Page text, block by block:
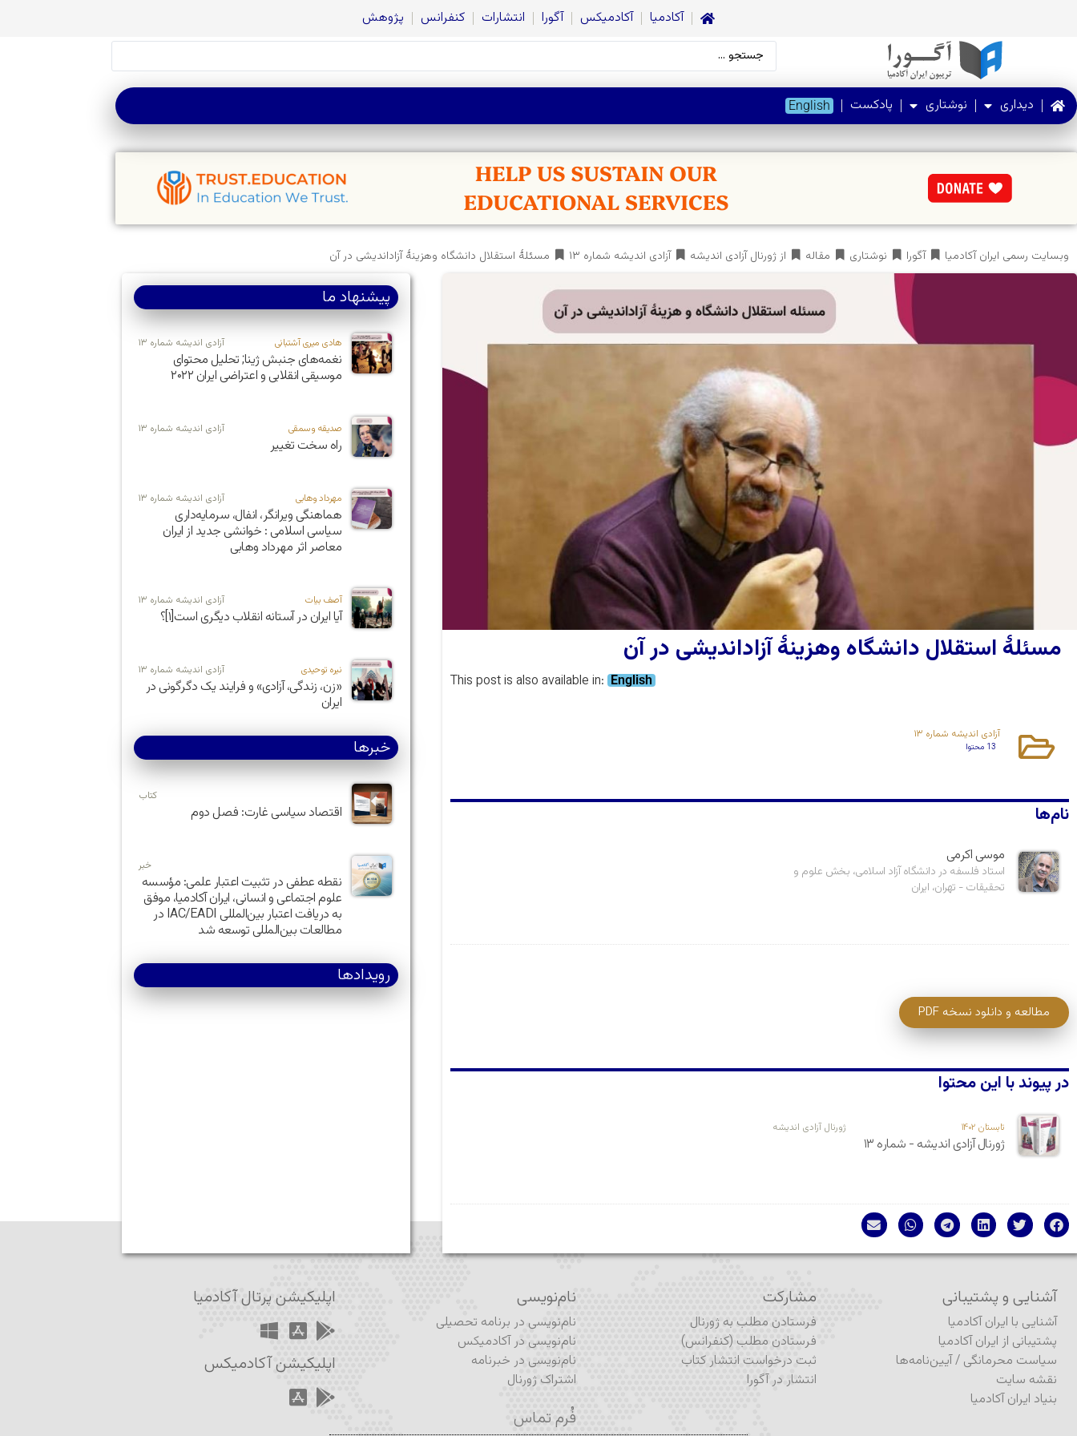
آکادمیا آکادمیکس آگورا انتشارات کنفرانس پژوهش
دیداری نوشتاری پادکست English
وبسایت رسمی ایران آکادمیا آگورا نوشتاری مقاله از ژورنال آزادی اندیشه آزادی اندیشه شماره ۱۳ مسئلۀ استقلال دانشگاه وهزینۀ آزاداندیشی در آن
مسئلۀ استقلال دانشگاه وهزینۀ آزاداندیشی در آن
This post is also available in: English
آزادی اندیشه شماره ۱۳
13 محتوا
نام‌ها
موسی اکرمی
استاد فلسفه در دانشگاه آزاد اسلامی، بخش علوم و
تحقیقات - تهران، ایران
مطالعه و دانلود نسخه PDF
در پیوند با این محتوا
تابستان ۱۴۰۲ ژورنال آزادی اندیشه
ژورنال آزادی اندیشه - شماره ۱۳
پیشنهاد ما
هادی میری آشتبانی آزادی اندیشه شماره ۱۳
نغمه‌های جنبش ژینا; تحلیل محتوای
موسیقی انقلابی و اعتراضی ایران ۲۰۲۲
صدیقه وسمقی آزادی اندیشه شماره ۱۳
راه سخت تغییر
مهرداد وهابی آزادی اندیشه شماره ۱۳
هماهنگی ویرانگر، انفال، سرمایه‌داری
سیاسی اسلامی : خوانشی جدید از ایران
معاصر اثر مهرداد وهابی
آصف بیات آزادی اندیشه شماره ۱۳
آیا ایران در آستانه انقلاب دیگری است[۱]؟
نیره توحیدی آزادی اندیشه شماره ۱۳
«زن، زندگی، آزادی» و فرایند یک دگرگونی در
ایران
خبرها
کتاب
اقتصاد سیاسی غارت: فصل دوم
خبر
نقطه عطفی در تثبیت اعتبار علمی: مؤسسه
علوم اجتماعی و انسانی، ایران آکادمیا، موفق
به دریافت اعتبار بین‌المللی IAC/EADI در
مطالعات بین‌المللی توسعه شد
رویدادها
آشنایی و پشتیبانی
آشنایی با ایران آکادمیا
پشتیبانی از ایران آکادمیا
سیاست محرمانگی /آیین‌نامه‌ها
نقشه سایت
بنیاد ایران آکادمیا
مشارکت
فرستادن مطلب به ژورنال
فرستادن مطلب (کنفرانس)
ثبت درخواست انتشار کتاب
انتشار در آگورا
نام‌نویسی
نام‌نویسی در برنامه تحصیلی
نام‌نویسی در آکادمیکس
نام‌نویسی در خبرنامه
اشتراک ژورنال
فُرم تماس
اپلیکیشن پرتال آکادمیا
اپلیکیشن آکادمیکس